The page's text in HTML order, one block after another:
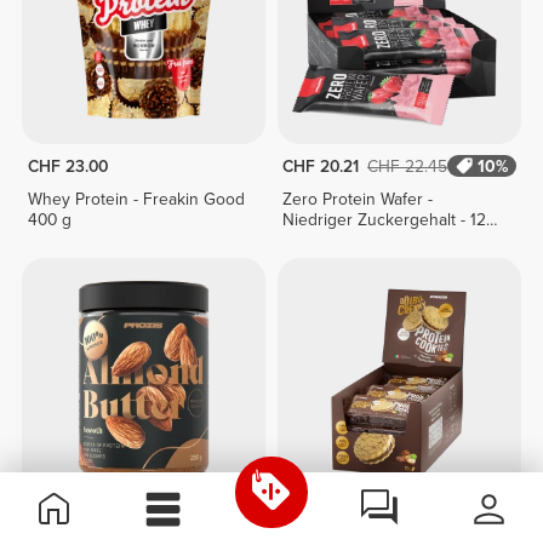
CHF 23.00
Whey Protein - Freakin Good
400 g
CHF 20.21 CHF 22.45
10%
Zero Protein Wafer -
Niedriger Zuckergehalt - 12
CHF 4.17 CHF 6.95 40% CHF 34.90